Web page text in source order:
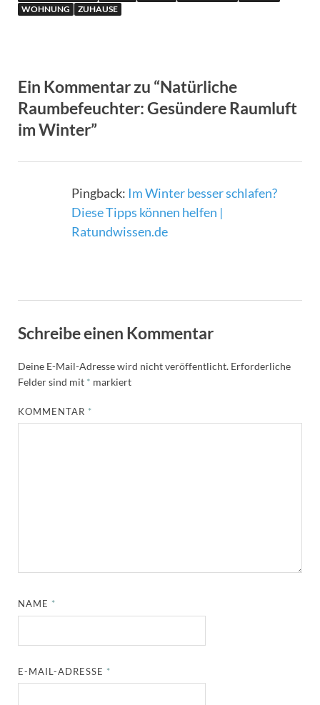
WOHNUNG
ZUHAUSE
Ein Kommentar zu “Natürliche
Raumbefeuchter: Gesündere Raumluft
im Winter”
Pingback: Im Winter besser schlafen?
Diese Tipps können helfen |
Ratundwissen.de
Schreibe einen Kommentar
Deine E-Mail-Adresse wird nicht veröffentlicht. Erforderliche
Felder sind mit * markiert
KOMMENTAR *
NAME *
E-MAIL-ADRESSE *